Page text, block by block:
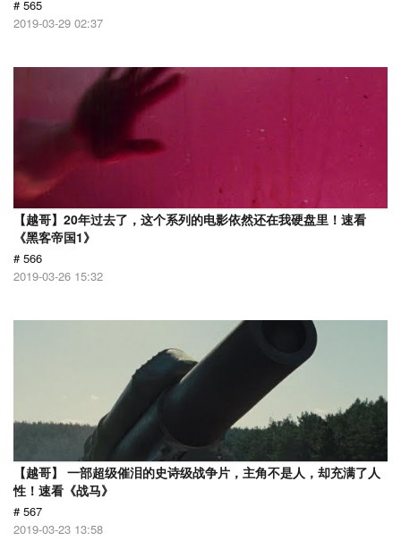
# 565
2019-03-29 02:37
【越哥】20年过去了，这个系列的电影依然还在我硬盘里！速看
《黑客帝国1》
# 566
2019-03-26 15:32
【越哥】 一部超级催泪的史诗级战争片，主角不是人，却充满了人
性！速看《战马》
# 567
2019-03-23 13:58